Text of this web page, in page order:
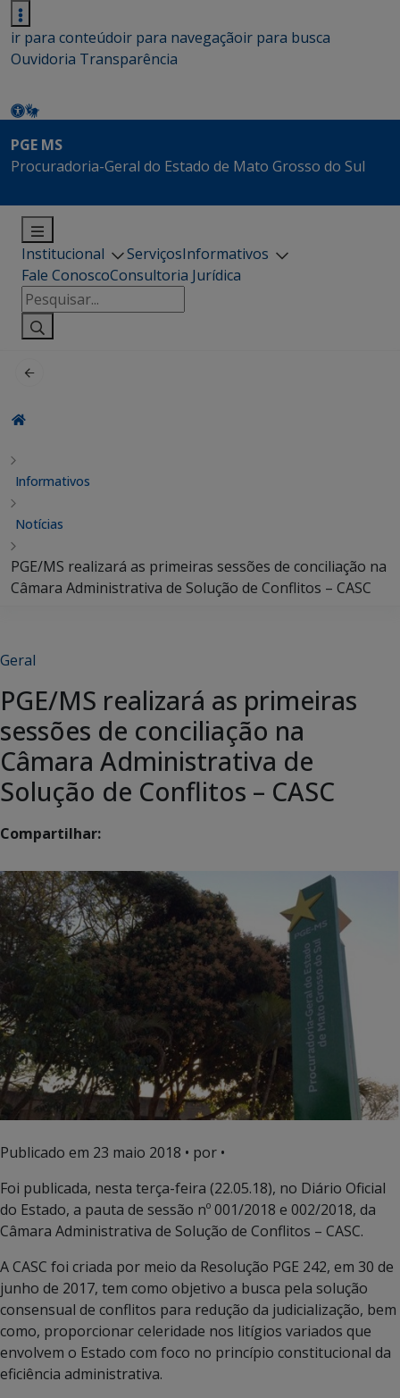
ir para conteúdoir para navegaçãoir para busca
Ouvidoria Transparência
PGE MS
Procuradoria-Geral do Estado de Mato Grosso do Sul
Institucional ServiçosInformativos
Fale ConoscoConsultoria Jurídica
Pesquisar
por:
Informativos
Notícias
PGE/MS realizará as primeiras sessões de conciliação na
Câmara Administrativa de Solução de Conflitos – CASC
Geral
PGE/MS realizará as primeiras
sessões de conciliação na
Câmara Administrativa de
Solução de Conflitos – CASC
Compartilhar:
Publicado em 23 maio 2018 • por •
Foi publicada, nesta terça-feira (22.05.18), no Diário Oficial
do Estado, a pauta de sessão nº 001/2018 e 002/2018, da
Câmara Administrativa de Solução de Conflitos – CASC.
A CASC foi criada por meio da Resolução PGE 242, em 30 de
junho de 2017, tem como objetivo a busca pela solução
consensual de conflitos para redução da judicialização, bem
como, proporcionar celeridade nos litígios variados que
envolvem o Estado com foco no princípio constitucional da
eficiência administrativa.